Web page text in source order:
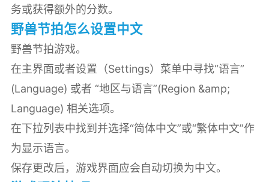
务或获得额外的分数。
野兽节拍怎么设置中文
野兽节拍游戏。
在主界面或者设置（Settings）菜单中寻找“语言”
(Language) 或者 “地区与语言”(Region &amp;
Language) 相关选项。
在下拉列表中找到并选择“简体中文”或“繁体中文”作
为显示语言。
保存更改后，游戏界面应会自动切换为中文。